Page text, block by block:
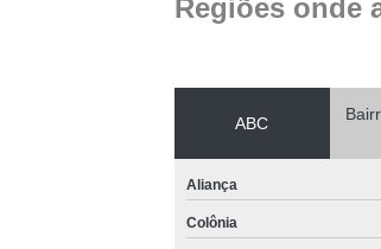
Regiões onde
ABC
Aliança
Colônia